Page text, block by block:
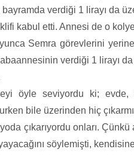
verdiği 1 lirayı da
kabul etti. Annesi de o
Semra görevlerini
verdiği 1 lirayı
öyle seviyordu ki; evde,
bile üzerinden hiç
çıkarıyordu onları.
söylemişti,